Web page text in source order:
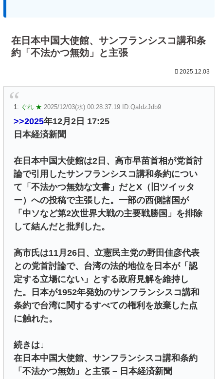
在日本中国大使館、サンフランシスコ講和条
約「不法かつ無効」と主張
2025.12.03
1: ぐれ ★ 2025/12/03(水) 00:28:37.19 ID:QaIdzJdb9
>>2025年12月2日 17:25
日本経済新聞
在日本中国大使館は2日、高市早苗首相が党首討
論で引用したサンフランシスコ講和条約につい
て「不法かつ無効な文書」だとX（旧ツイッタ
ー）への投稿で主張した。一部の西側諸国が
「中ソなど第2次世界大戦の主要戦勝国」を排除
して結んだと批判した。
高市氏は11月26日、立憲民主党の野田佳彦代表
との党首討論で、台湾の法的地位を日本が「認
定する立場にない」とする政府見解を維持し
た。日本が1952年発効のサンフランシスコ講和
条約で台湾に関するすべての権利を放棄した点
に触れた。
続きは↓
在日本中国大使館、サンフランシスコ講和条約
「不法かつ無効」と主張 – 日本経済新聞